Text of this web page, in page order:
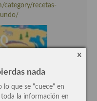
category/recetas-
x
nada
lo que se "cuece" en
la información en